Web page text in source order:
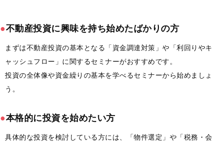
●不動産投資に興味を持ち始めたばかりの方
まずは不動産投資の基本となる「資金調達対策」や「利回りやキ
ャッシュフロー」に関するセミナーがおすすめです。
投資の全体像や資金繰りの基本を学べるセミナーから始めましょ
う。
●本格的に投資を始めたい方
具体的な投資を検討している方には、「物件選定」や「税務・会